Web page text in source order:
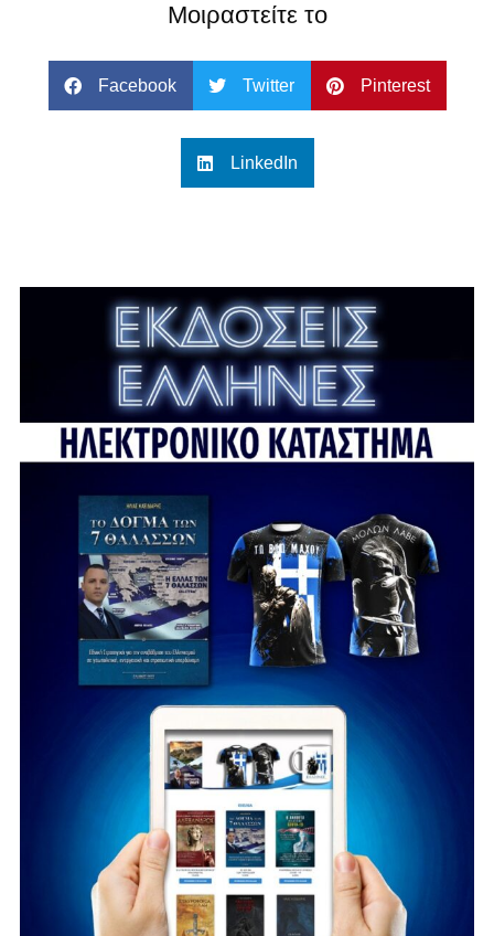
Μοιραστείτε το
Facebook Twitter Pinterest
LinkedIn